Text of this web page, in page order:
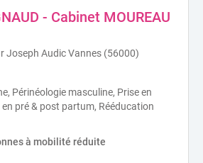
- Cabinet MOUREAU
Joseph Audic Vannes (56000)
Périnéologie masculine, Prise en
pré & post partum, Rééducation
à mobilité réduite